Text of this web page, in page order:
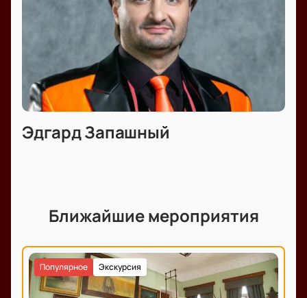
Эдгард Запашный
Ближайшие мероприятия
Экскурсия
Популярное